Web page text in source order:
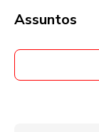
Assuntos